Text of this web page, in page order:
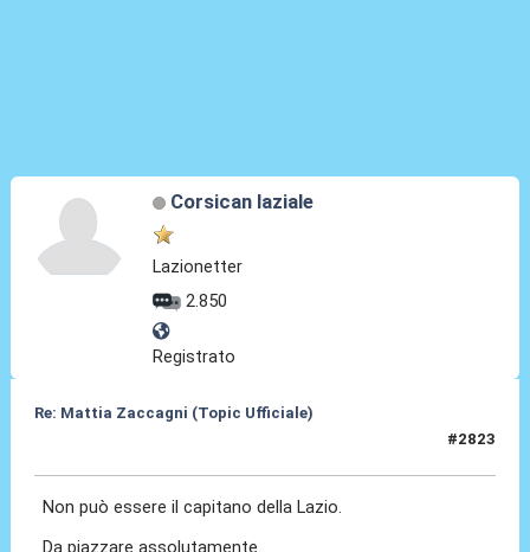
Corsican laziale
Lazionetter
2.850
Registrato
Re: Mattia Zaccagni (Topic Ufficiale)
#2823
Non può essere il capitano della Lazio.
Da piazzare assolutamente.